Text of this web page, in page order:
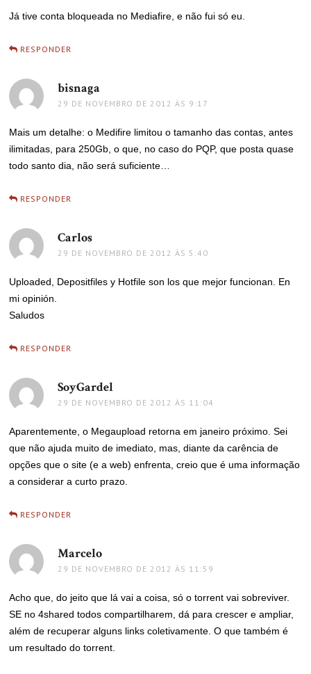
Já tive conta bloqueada no Mediafire, e não fui só eu.
RESPONDER
bisnaga
29 DE NOVEMBRO DE 2012 ÀS 9:17
Mais um detalhe: o Medifire limitou o tamanho das contas, antes
ilimitadas, para 250Gb, o que, no caso do PQP, que posta quase
todo santo dia, não será suficiente…
RESPONDER
Carlos
29 DE NOVEMBRO DE 2012 ÀS 5:40
Uploaded, Depositfiles y Hotfile son los que mejor funcionan. En
mi opinión.
Saludos
RESPONDER
SoyGardel
29 DE NOVEMBRO DE 2012 ÀS 11:04
Aparentemente, o Megaupload retorna em janeiro próximo. Sei
que não ajuda muito de imediato, mas, diante da carência de
opções que o site (e a web) enfrenta, creio que é uma informação
a considerar a curto prazo.
RESPONDER
Marcelo
29 DE NOVEMBRO DE 2012 ÀS 11:59
Acho que, do jeito que lá vai a coisa, só o torrent vai sobreviver.
SE no 4shared todos compartilharem, dá para crescer e ampliar,
além de recuperar alguns links coletivamente. O que também é
um resultado do torrent.